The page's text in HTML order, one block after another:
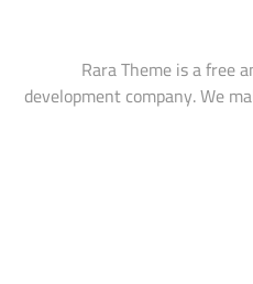
Rara Theme is a free
development company. We